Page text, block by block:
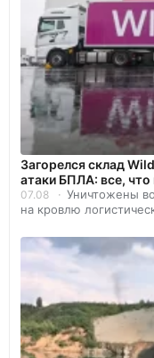
Загорелся склад
атаки БПЛА: все, что
07.08
Уничтожены
на кровлю